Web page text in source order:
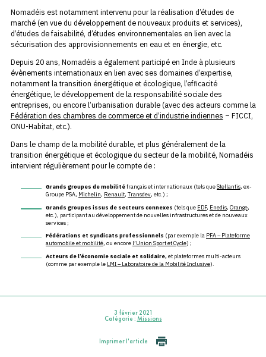
Nomadéis est notamment intervenu pour la réalisation d’études de
marché (en vue du développement de nouveaux produits et services),
d’études de faisabilité, d’études environnementales en lien avec la
sécurisation des approvisionnements en eau et en énergie, etc.
Depuis 20 ans, Nomadéis a également participé en Inde à plusieurs
évènements internationaux en lien avec ses domaines d’expertise,
notamment la transition énergétique et écologique, l’efficacité
énergétique, le développement de la responsabilité sociale des
entreprises, ou encore l’urbanisation durable (avec des acteurs comme la
Fédération des chambres de commerce et d’industrie indiennes – FICCI,
ONU-Habitat, etc.).
Dans le champ de la mobilité durable, et plus généralement de la
transition énergétique et écologique du secteur de la mobilité, Nomadéis
intervient régulièrement pour le compte de :
Grands groupes de mobilitéfrançais et internationaux (tels queStellantis, ex-
Groupe PSA, Michelin, Renault, Transdev, etc.) ;
Grands groupes issus de secteurs connexes (tels que EDF, Enedis, Orange,
etc.), participant au développement de nouvelles infrastructures et de nouveaux
services ;
Fédérations et syndicats professionnels (par exemple la PFA – Plateforme
automobile et mobilité, ou encore l’Union Sport et Cycle) ;
Acteurs de l’économie sociale et solidaire, et plateformes multi-acteurs
(comme par exemple le LMI – Laboratoire de la Mobilité Inclusive).
3 février 2021
Catégorie : Missions
Imprimer l'article